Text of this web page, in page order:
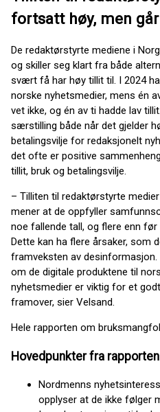
fortsatt høy, men
De redaktørstyrte mediene i
og skiller seg klart fra både
svært få har høy tillit til. I 2024
norske nyhetsmedier, mens én
vet ikke, og én av ti hadde lav
særstilling både når det gjelder
betalingsvilje for redaksjonelt
det ofte er positive
tillit, bruk og betalingsvilje.
– Tilliten til redaktørstyrte
mener at de oppfyller
noe fallende tall, og flere enn før
Dette kan ha flere årsaker, som
framveksten av
om de digitale produktene til
nyhetsmedier er viktig for et
framover, sier Velsand.
Hele rapporten om
Hovedpunkter fra
Nordmenns
opplyser at de ikke følger